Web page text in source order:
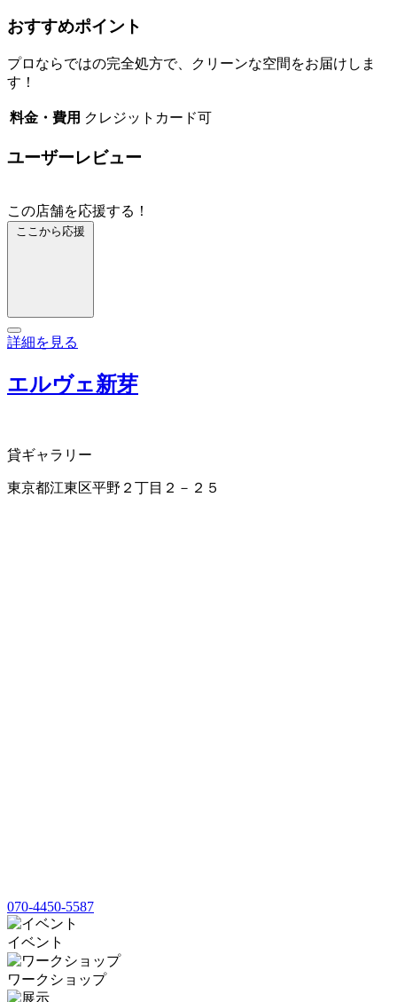
おすすめポイント
プロならではの完全処方で、クリーンな空間をお届けしま
す！
料金・費用 クレジットカード可
ユーザーレビュー
この店舗を応援する！
ここから応援
詳細を見る
エルヴェ新芽
貸ギャラリー
東京都江東区平野２丁目２－２５
070-4450-5587
イベント
ワークショップ